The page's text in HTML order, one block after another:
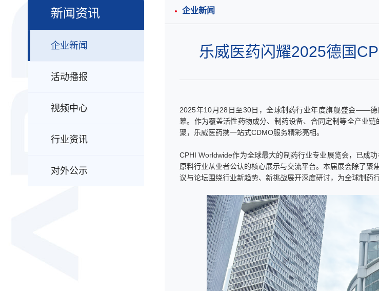
新闻资讯
企业新闻
活动播报
视频中心
行业资讯
对外公示
企业新闻
乐威医药闪耀2025德国
2025年10月28日至30日，全球制药行业年度旗舰盛会——
幕。作为覆盖活性药物成分、制药设备、合同定制等全产业
聚，乐威医药携一站式CDMO服务精彩亮相。
CPHI Worldwide作为全球最大的制药行业专业展览会，已成
原料行业从业者公认的核心展示与交流平台。本届展会除了
议与论坛围绕行业新趋势、新挑战展开深度研讨，为全球制药